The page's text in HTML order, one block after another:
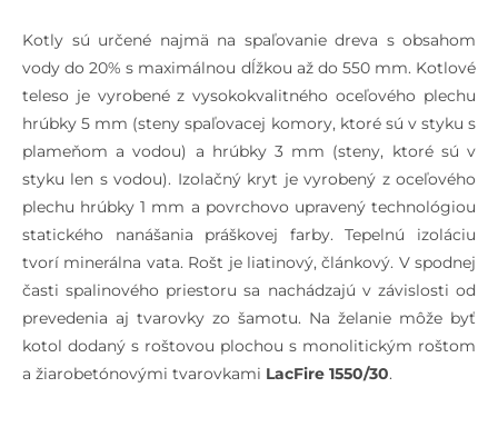
Kotly sú určené najmä na spaľovanie dreva s obsahom
vody do 20% s maximálnou dĺžkou až do 550 mm. Kotlové
teleso je vyrobené z vysokokvalitného oceľového plechu
hrúbky 5 mm (steny spaľovacej komory, ktoré sú v styku s
plameňom a vodou) a hrúbky 3 mm (steny, ktoré sú v
styku len s vodou). Izolačný kryt je vyrobený z oceľového
plechu hrúbky 1 mm a povrchovo upravený technológiou
statického nanášania práškovej farby. Tepelnú izoláciu
tvorí minerálna vata. Rošt je liatinový, článkový. V spodnej
časti spalinového priestoru sa nachádzajú v závislosti od
prevedenia aj tvarovky zo šamotu. Na želanie môže byť
kotol dodaný s roštovou plochou s monolitickým roštom
a žiarobetónovými tvarovkami LacFire 1550/30.